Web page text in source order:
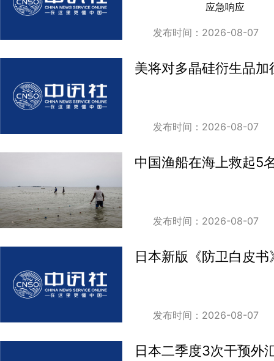
发布时间：2026-08-07
美将对多晶硅衍生品
发布时间：2026-08-07
中国渔船在海上救起5
发布时间：2026-08-07
日本新版《防卫白皮
发布时间：2026-08-07
日本二季度3次干预外
应急响应